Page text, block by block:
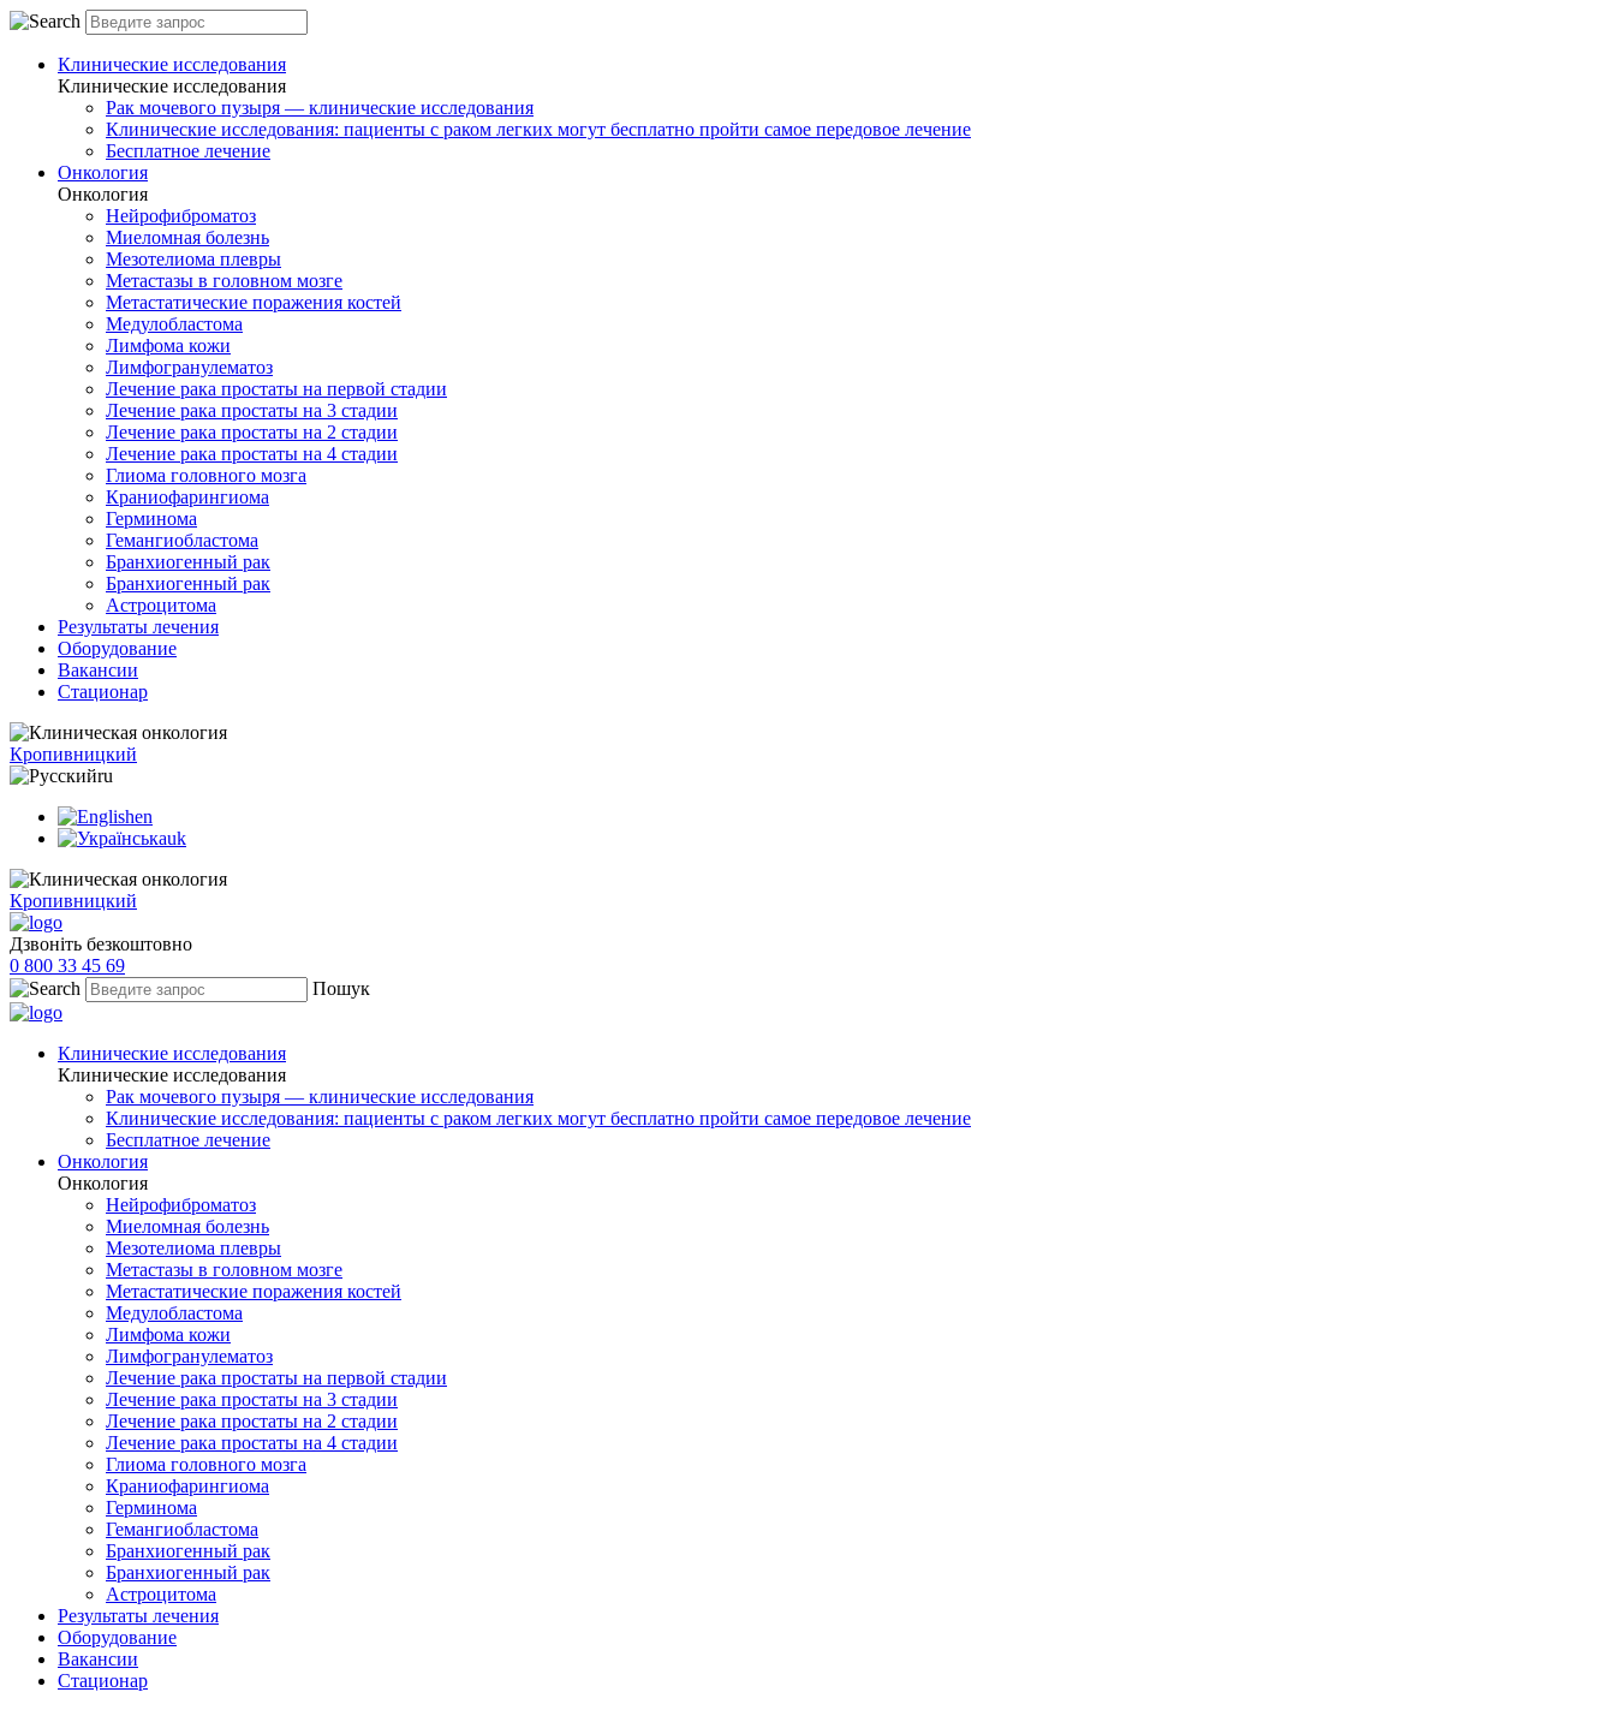
Клинические исследования
Клинические исследования
Рак мочевого пузыря — клинические исследования
Клинические исследования: пациенты с раком легких могут бесплатно пройти самое передовое лечение
Бесплатное лечение
Онкология
Онкология
Нейрофиброматоз
Миеломная болезнь
Мезотелиома плевры
Метастазы в головном мозге
Метастатические поражения костей
Медулобластома
Лимфома кожи
Лимфогранулематоз
Лечение рака простаты на первой стадии
Лечение рака простаты на 3 стадии
Лечение рака простаты на 2 стадии
Лечение рака простаты на 4 стадии
Глиома головного мозга
Краниофарингиома
Герминома
Гемангиобластома
Бранхиогенный рак
Бранхиогенный рак
Астроцитома
Результаты лечения
Оборудование
Вакансии
Стационар
Кропивницкий
ru
en
uk
Кропивницкий
Дзвоніть безкоштовно
0 800 33 45 69
Пошук
Клинические исследования
Клинические исследования
Рак мочевого пузыря — клинические исследования
Клинические исследования: пациенты с раком легких могут бесплатно пройти самое передовое лечение
Бесплатное лечение
Онкология
Онкология
Нейрофиброматоз
Миеломная болезнь
Мезотелиома плевры
Метастазы в головном мозге
Метастатические поражения костей
Медулобластома
Лимфома кожи
Лимфогранулематоз
Лечение рака простаты на первой стадии
Лечение рака простаты на 3 стадии
Лечение рака простаты на 2 стадии
Лечение рака простаты на 4 стадии
Глиома головного мозга
Краниофарингиома
Герминома
Гемангиобластома
Бранхиогенный рак
Бранхиогенный рак
Астроцитома
Результаты лечения
Оборудование
Вакансии
Стационар